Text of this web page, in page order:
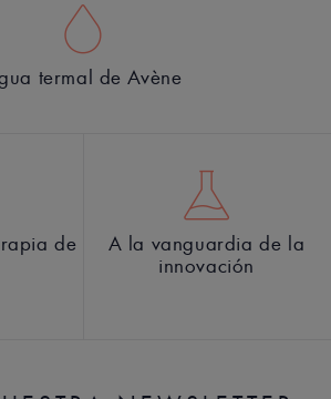
termal de Avène
de
A la vanguardia de la
innovación